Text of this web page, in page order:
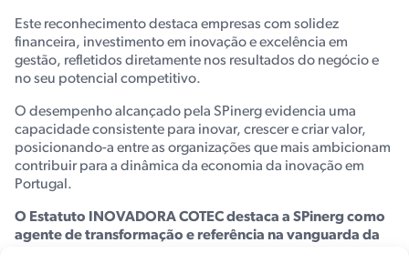
Este reconhecimento destaca empresas com solidez
financeira, investimento em inovação e excelência em
gestão, refletidos diretamente nos resultados do negócio e
no seu potencial competitivo.
O desempenho alcançado pela SPinerg evidencia uma
capacidade consistente para inovar, crescer e criar valor,
posicionando-a entre as organizações que mais ambicionam
contribuir para a dinâmica da economia da inovação em
Portugal.
O Estatuto INOVADORA COTEC destaca a SPinerg como
agente de transformação e referência na vanguarda da